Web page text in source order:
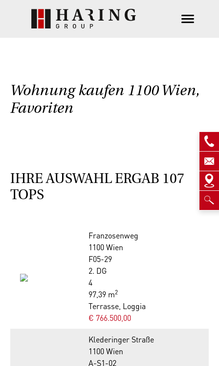
Wohnung kaufen 1100 Wien,
Favoriten
IHRE AUSWAHL ERGAB 107
TOPS
Franzosenweg
1100 Wien
F05-29
2. DG
4
97,39 m2
Terrasse, Loggia
€ 766.500,00
Klederinger Straße
1100 Wien
A-S1-02